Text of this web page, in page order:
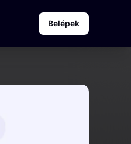
Belépek